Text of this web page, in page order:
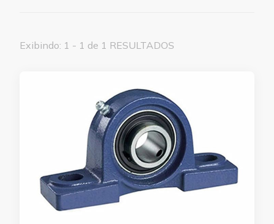
Exibindo: 1 - 1 de 1 RESULTADOS